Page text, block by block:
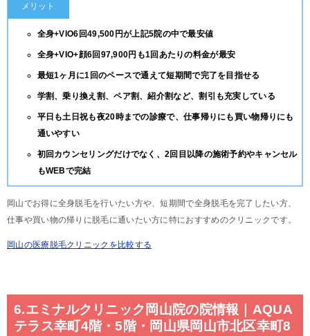
メリット
全身+VIO6回49,500円が上記5院の中で最安値
全身+VIO+顔6回97,900円も1回あたりの料金が最安
最短1ヶ月に1回のペースで通えて短期間で完了を目指せる
学割、乗り換え割、ペア割、紹介割など、割引も充実している
平日も土日祝も夜20時までの診療で、仕事帰りにも買い物帰りにも
通いやすい
初回カウンセリングだけでなく、2回目以降の施術予約やキャンセル
もWEBで完結
岡山でお得に全身脱毛を行いたい方や、短期間で全身脱毛を完了したい方、
仕事や買い物の帰りに脱毛に通いたい方に特におすすめのクリニックです。
岡山の医療脱毛クリニックを比較する
6.エミナルクリニック岡山院の院情報｜AQUA
テラス幸町4階・5階・岡山県岡山市北区幸町8